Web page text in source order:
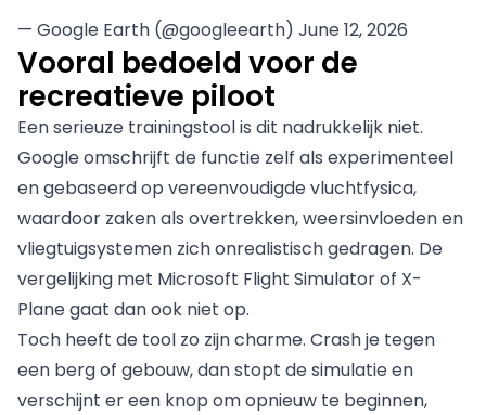
— Google Earth (@googleearth) June 12, 2026
Vooral bedoeld voor de
recreatieve piloot
Een serieuze trainingstool is dit nadrukkelijk niet.
Google omschrijft de functie zelf als experimenteel
en gebaseerd op vereenvoudigde vluchtfysica,
waardoor zaken als overtrekken, weersinvloeden en
vliegtuigsystemen zich onrealistisch gedragen. De
vergelijking met Microsoft Flight Simulator of X-
Plane gaat dan ook niet op.
Toch heeft de tool zo zijn charme. Crash je tegen
een berg of gebouw, dan stopt de simulatie en
verschijnt er een knop om opnieuw te beginnen,